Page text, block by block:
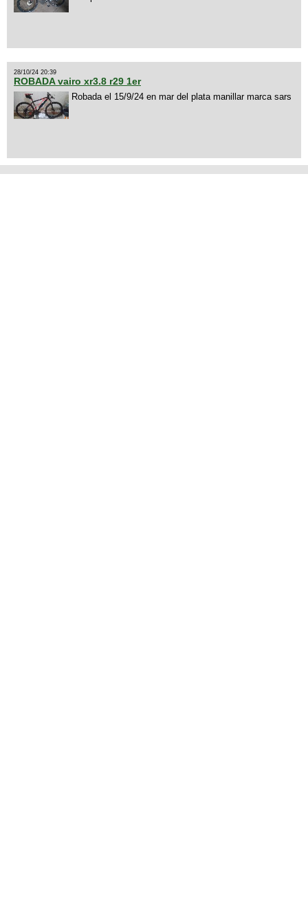
28/10/24 20:39
ROBADA vairo xr3.8 r29 1er
Robada el 15/9/24 en mar del plata manillar marca sars